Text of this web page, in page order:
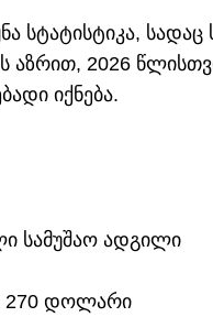
სტატისტიკა, სადაც
აზრით, 2026
იქნება.
სამუშაო ადგილი
270 დოლარი